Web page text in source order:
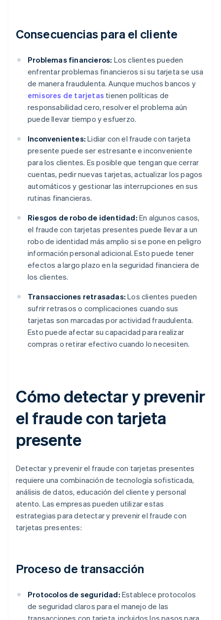
Consecuencias para el cliente
Problemas financieros: Los clientes pueden
enfrentar problemas financieros si su tarjeta se usa
de manera fraudulenta. Aunque muchos bancos y
emisores de tarjetas tienen políticas de
responsabilidad cero, resolver el problema aún
puede llevar tiempo y esfuerzo.
Inconvenientes: Lidiar con el fraude con tarjeta
presente puede ser estresante e inconveniente
para los clientes. Es posible que tengan que cerrar
cuentas, pedir nuevas tarjetas, actualizar los pagos
automáticos y gestionar las interrupciones en sus
rutinas financieras.
Riesgos de robo de identidad: En algunos casos,
el fraude con tarjetas presentes puede llevar a un
robo de identidad más amplio si se pone en peligro
información personal adicional. Esto puede tener
efectos a largo plazo en la seguridad financiera de
los clientes.
Transacciones retrasadas: Los clientes pueden
sufrir retrasos o complicaciones cuando sus
tarjetas son marcadas por actividad fraudulenta.
Esto puede afectar su capacidad para realizar
compras o retirar efectivo cuando lo necesiten.
Cómo detectar y prevenir
el fraude con tarjeta
presente
Detectar y prevenir el fraude con tarjetas presentes
requiere una combinación de tecnología sofisticada,
análisis de datos, educación del cliente y personal
atento. Las empresas pueden utilizar estas
estrategias para detectar y prevenir el fraude con
tarjetas presentes:
Proceso de transacción
Protocolos de seguridad: Establece protocolos
de seguridad claros para el manejo de las